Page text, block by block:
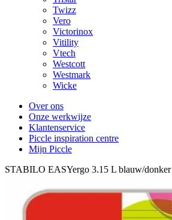
Twizz
Vero
Victorinox
Vitility
Vtech
Westcott
Westmark
Wicke
Over ons
Onze werkwijze
Klantenservice
Piccle inspiration centre
Mijn Piccle
STABILO EASYergo 3.15 L blauw/